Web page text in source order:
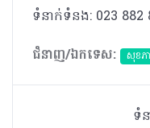
ទំនាក់ទំនង: 023 882
ជំនាញ/ឯកទេស:
សុខភា
ទំ